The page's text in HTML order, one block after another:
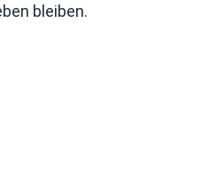
bleiben.